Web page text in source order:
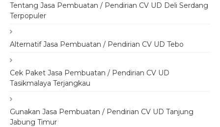
Tentang Jasa Pembuatan / Pendirian CV UD Deli Serdang
Terpopuler
Alternatif Jasa Pembuatan / Pendirian CV UD Tebo
Cek Paket Jasa Pembuatan / Pendirian CV UD
Tasikmalaya Terjangkau
Gunakan Jasa Pembuatan / Pendirian CV UD Tanjung
Jabung Timur